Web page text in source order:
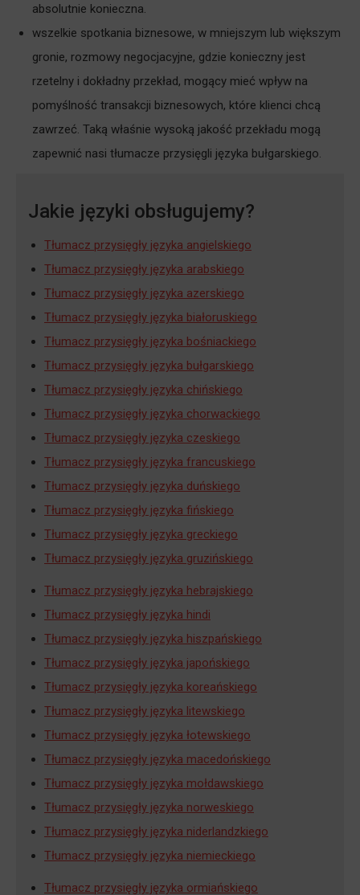
absolutnie konieczna.
wszelkie spotkania biznesowe, w mniejszym lub większym
gronie, rozmowy negocjacyjne, gdzie konieczny jest
rzetelny i dokładny przekład, mogący mieć wpływ na
pomyślność transakcji biznesowych, które klienci chcą
zawrzeć. Taką właśnie wysoką jakość przekładu mogą
zapewnić nasi tłumacze przysięgli języka bułgarskiego.
Jakie języki obsługujemy?
Tłumacz przysięgły języka angielskiego
Tłumacz przysięgły języka arabskiego
Tłumacz przysięgły języka azerskiego
Tłumacz przysięgły języka białoruskiego
Tłumacz przysięgły języka bośniackiego
Tłumacz przysięgły języka bułgarskiego
Tłumacz przysięgły języka chińskiego
Tłumacz przysięgły języka chorwackiego
Tłumacz przysięgły języka czeskiego
Tłumacz przysięgły języka francuskiego
Tłumacz przysięgły języka duńskiego
Tłumacz przysięgły języka fińskiego
Tłumacz przysięgły języka greckiego
Tłumacz przysięgły języka gruzińskiego
Tłumacz przysięgły języka hebrajskiego
Tłumacz przysięgły języka hindi
Tłumacz przysięgły języka hiszpańskiego
Tłumacz przysięgły języka japońskiego
Tłumacz przysięgły języka koreańskiego
Tłumacz przysięgły języka litewskiego
Tłumacz przysięgły języka łotewskiego
Tłumacz przysięgły języka macedońskiego
Tłumacz przysięgły języka mołdawskiego
Tłumacz przysięgły języka norweskiego
Tłumacz przysięgły języka niderlandzkiego
Tłumacz przysięgły języka niemieckiego
Tłumacz przysięgły języka ormiańskiego